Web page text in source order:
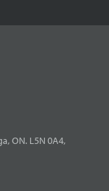
ON. L5N 0A4,